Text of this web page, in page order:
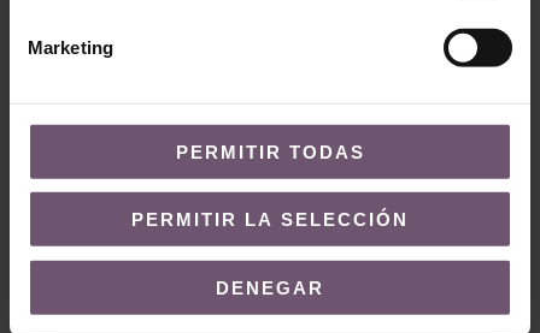
Marketing
PERMITIR TODAS
PERMITIR LA SELECCIÓN
DENEGAR
Baldosas hidráulicas
Baldosas hidráulicas
Mod 317
LEER MÁS